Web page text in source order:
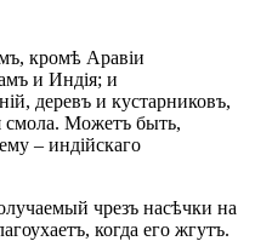
кромѣ Аравіи
и Индія; и
деревъ и кустарниковъ,
смола. Можетъ быть,
– индійскаго
чрезъ насѣчки на
когда его жгутъ.